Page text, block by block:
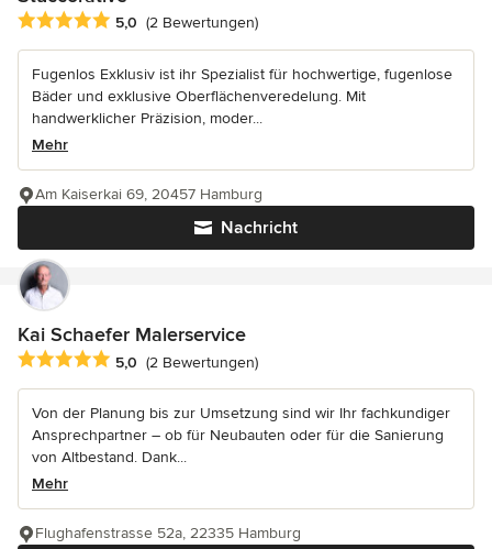
Durchschnittliche Bewertung: 5 von 5 Sternen
5,0 (2 Bewertungen)
Fugenlos Exklusiv ist ihr Spezialist für hochwertige, fugenlose
Bäder und exklusive Oberflächenveredelung. Mit
handwerklicher Präzision, moder...
Mehr
Nachricht
Am Kaiserkai 69, 20457 Hamburg
Kai Schaefer Malerservice
Durchschnittliche Bewertung: 5 von 5 Sternen
5,0 (2 Bewertungen)
Von der Planung bis zur Umsetzung sind wir Ihr fachkundiger
Ansprechpartner – ob für Neubauten oder für die Sanierung
von Altbestand. Dank...
Mehr
Flughafenstrasse 52a, 22335 Hamburg